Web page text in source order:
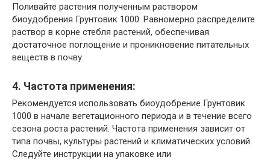
Поливайте растения полученным раствором
биоудобрения Грунтовик 1000. Равномерно распределите
раствор в корне стебля растений, обеспечивая
достаточное поглощение и проникновение питательных
веществ в почву.
4. Частота применения:
Рекомендуется использовать биоудобрение Грунтовик
1000 в начале вегетационного периода и в течение всего
сезона роста растений. Частота применения зависит от
типа почвы, культуры растений и климатических условий.
Следуйте инструкции на упаковке или